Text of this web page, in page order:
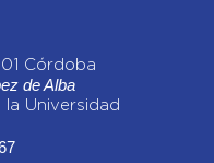
Córdoba
de Alba
Universidad